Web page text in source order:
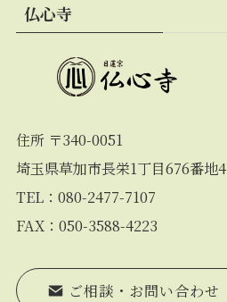
仏心寺
住所 〒340-0051
埼玉県草加市長栄1丁目676番地4
TEL：080-2477-7107
FAX：050-3588-4223
ご相談・お問い合わせ